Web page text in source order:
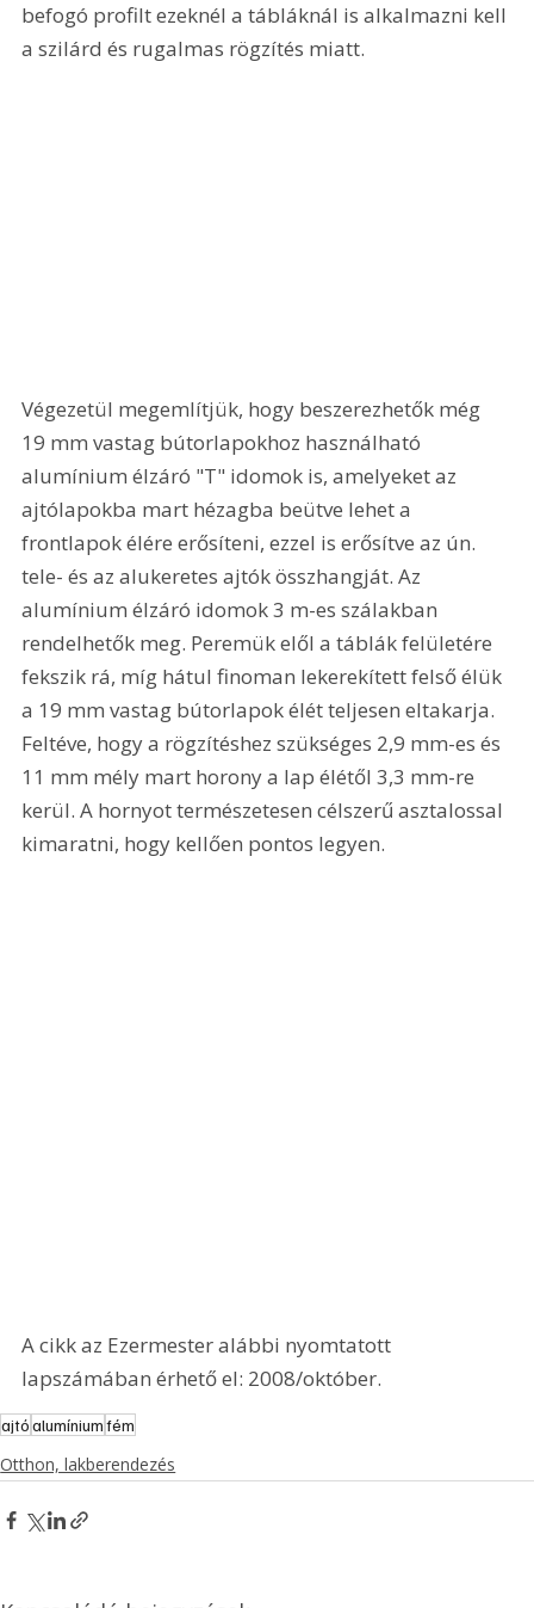
befogó profilt ezeknél a tábláknál is alkalmazni kell
a szilárd és rugalmas rögzítés miatt.
Végezetül megemlítjük, hogy beszerezhetők még
19 mm vastag bútorlapokhoz használható
alumínium élzáró "T" idomok is, amelyeket az
ajtólapokba mart hézagba beütve lehet a
frontlapok élére erősíteni, ezzel is erősítve az ún.
tele- és az alukeretes ajtók összhangját. Az
alumínium élzáró idomok 3 m-es szálakban
rendelhetők meg. Peremük elől a táblák felületére
fekszik rá, míg hátul finoman lekerekített felső élük
a 19 mm vastag bútorlapok élét teljesen eltakarja.
Feltéve, hogy a rögzítéshez szükséges 2,9 mm-es és
11 mm mély mart horony a lap élétől 3,3 mm-re
kerül. A hornyot természetesen célszerű asztalossal
kimaratni, hogy kellően pontos legyen.
A cikk az Ezermester alábbi nyomtatott
lapszámában érhető el: 2008/október.
ajtóalumíniumfém
Otthon, lakberendezés